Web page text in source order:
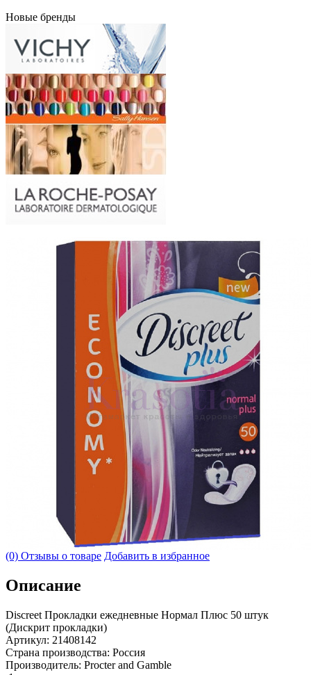
Новые бренды
(0) Отзывы о товаре Добавить в избранное
Описание
Discreet Прокладки ежедневные Нормал Плюс 50 штук
(Дискрит прокладки)
Артикул: 21408142
Страна производства: Россия
Производитель: Procter and Gamble